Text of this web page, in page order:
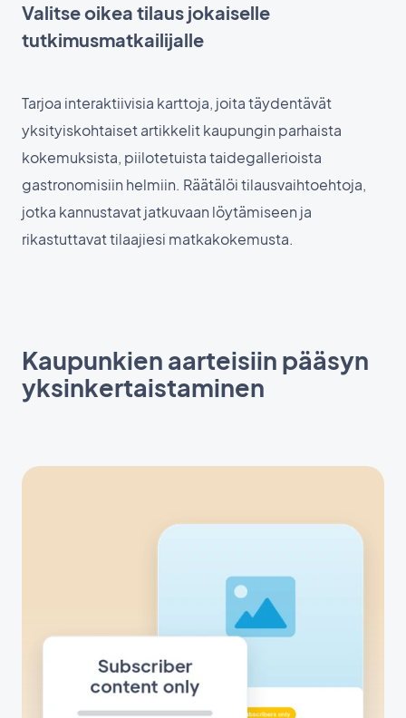
Valitse oikea tilaus jokaiselle
tutkimusmatkailijalle
Tarjoa interaktiivisia karttoja, joita täydentävät
yksityiskohtaiset artikkelit kaupungin parhaista
kokemuksista, piilotetuista taidegallerioista
gastronomisiin helmiin. Räätälöi tilausvaihtoehtoja,
jotka kannustavat jatkuvaan löytämiseen ja
rikastuttavat tilaajiesi matkakokemusta.
Kaupunkien aarteisiin pääsyn
yksinkertaistaminen